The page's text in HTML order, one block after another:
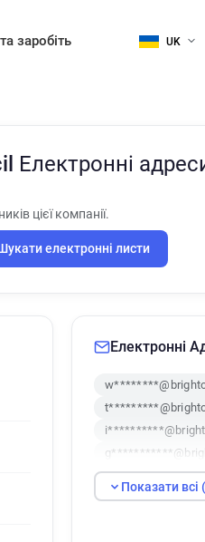
заробіть UK
Електронні
цієї компанії.
електронні листи
Електронні
Показати всі